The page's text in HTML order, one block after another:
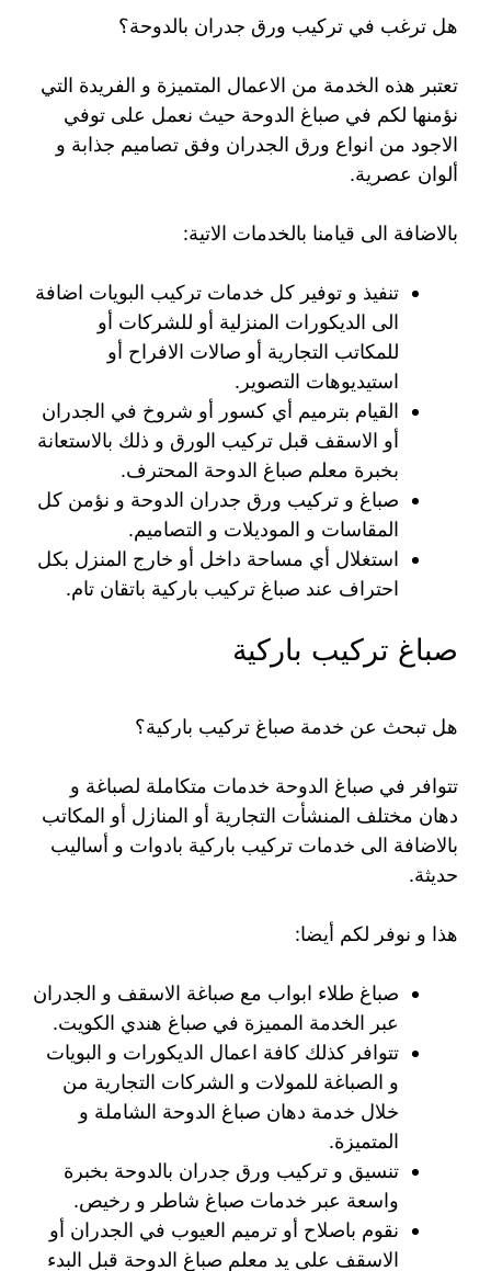
هل ترغب في تركيب ورق جدران بالدوحة؟
تعتبر هذه الخدمة من الاعمال المتميزة و الفريدة التي
نؤمنها لكم في صباغ الدوحة حيث نعمل على توفي
الاجود من انواع ورق الجدران وفق تصاميم جذابة و
ألوان عصرية.
بالاضافة الى قيامنا بالخدمات الاتية:
تنفيذ و توفير كل خدمات تركيب البويات اضافة
الى الديكورات المنزلية أو للشركات أو
للمكاتب التجارية أو صالات الافراح أو
استيديوهات التصوير.
القيام بترميم أي كسور أو شروخ في الجدران
أو الاسقف قبل تركيب الورق و ذلك بالاستعانة
بخبرة معلم صباغ الدوحة المحترف.
صباغ و تركيب ورق جدران الدوحة و نؤمن كل
المقاسات و الموديلات و التصاميم.
استغلال أي مساحة داخل أو خارج المنزل بكل
احتراف عند صباغ تركيب باركية باتقان تام.
صباغ تركيب باركية
هل تبحث عن خدمة صباغ تركيب باركية؟
تتوافر في صباغ الدوحة خدمات متكاملة لصباغة و
دهان مختلف المنشأت التجارية أو المنازل أو المكاتب
بالاضافة الى خدمات تركيب باركية بادوات و أساليب
حديثة.
هذا و نوفر لكم أيضا:
صباغ طلاء ابواب مع صباغة الاسقف و الجدران
عبر الخدمة المميزة في صباغ هندي الكويت.
تتوافر كذلك كافة اعمال الديكورات و البويات
و الصباغة للمولات و الشركات التجارية من
خلال خدمة دهان صباغ الدوحة الشاملة و
المتميزة.
تنسيق و تركيب ورق جدران بالدوحة بخبرة
واسعة عبر خدمات صباغ شاطر و رخيص.
نقوم باصلاح أو ترميم العيوب في الجدران أو
الاسقف على يد معلم صباغ الدوحة قبل البدء